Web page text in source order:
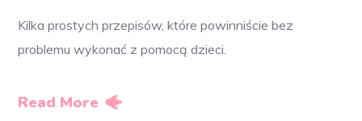
Kilka prostych przepisów, które powinniście bez
problemu wykonać z pomocą dzieci.
Read More